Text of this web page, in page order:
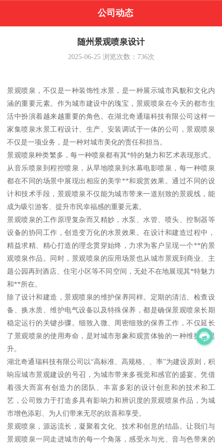
公司动态
随州景观喷泉设计
2025-06-25浏览次数： 736次
景观喷泉，不仅是一种装饰性水景，是一种展示城市风貌和文化内
涵的重要元素。作为城市建设中的瑰宝，景观喷泉在今天的都市生
活中扮演着越来越重要的角色。在湖北奇通瑞科技有限公司这样一
家集喷泉水景工程设计、生产、安装调试于一体的公司，景观喷泉
不仅是一项业务，是一种对城市美化的责任和担当。
景观喷泉种类繁多，每一种喷泉都有其*特的魅力和艺术表现形式。
从音乐喷泉到程控喷泉，从旱地喷泉到水幕电影喷泉，每一种喷泉
都在不同的场景中展现出相应的美学**和观赏效果。通过不同的设
计和技术手段，景观喷泉不仅能为城市带来一道别致的景观线，能
成为吸引游客、提升市民幸福感的重要元素。
景观喷泉的工作原理复杂而又精妙，水泵、水管、喷头、控制器等
设备的协同工作，创造变万化的水景效果。在设计和建造过程中，
精益求精、精心打造的理念贯穿始终，力求为客户呈现一个**的景
观喷泉作品。同时，景观喷泉的应用场景也从城市景观到商业、主
题公园再到酒店、住宅小区等不同空间，无处不在地展现其*特魅力
和**所在。
除了设计和建造，景观喷泉的维护保养同样。定期的清洁、检查设
备、换水质、维护电气设备以及特殊保养，都是确保景观喷泉长期
稳定运行的关键步骤。细致入微、周密细致的保养工作，不仅延长
了景观喷泉的使用寿命，是对城市形象和观赏体验的一种维护和提
升。
湖北奇通瑞科技有限公司以“高标准、高规格、、率”为建设原则，积
响应城市景观建设的号召，为城市带来多视觉和感官的盛宴。凭借
着强大而富有创造力的团队、丰富多彩的设计创意和的技术和工
艺，公司致力于打造多具有影响力和辨识度的景观喷泉作品，为城
市增色添彩、为人们带来无尽的欣喜和享受。
景观喷泉，源远流长，凝聚着文化、技术和创意的结晶。让我们与
景观喷泉一同走进城市的每一个角落，感受水与光、音与色带来的